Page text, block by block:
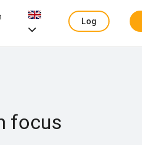
Log
focus